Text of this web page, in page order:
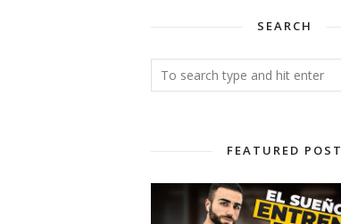
SEARCH
FEATURED POST